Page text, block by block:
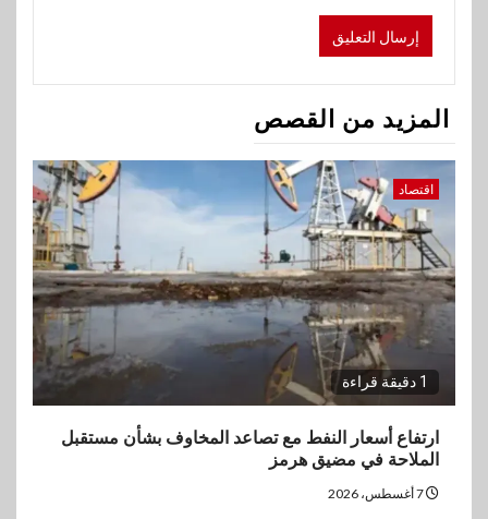
المزيد من القصص
اقتصاد
1 دقيقة قراءة
ارتفاع أسعار النفط مع تصاعد المخاوف بشأن مستقبل
الملاحة في مضيق هرمز